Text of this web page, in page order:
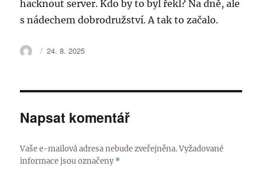
hacknout server. Kdo by to byl řekl? Na dně, ale
s nádechem dobrodružství. A tak to začalo.
Autor:
Publikováno:
24. 8. 2025
Napsat komentář
Vaše e-mailová adresa nebude zveřejněna. Vyžadované
informace jsou označeny*